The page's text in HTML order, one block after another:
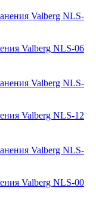
Valberg NLS-06
Valberg NLS-12
Valberg NLS-00